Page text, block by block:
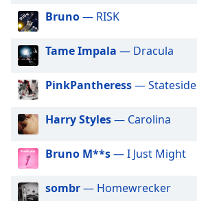
window.
Text
Color
Text
Background
Bruno— RISK
Tame Impala — Dracula
PinkPantheress— Stateside
Harry Styles— Carolina
Bruno M**s— I Just Might
sombr— Homewrecker